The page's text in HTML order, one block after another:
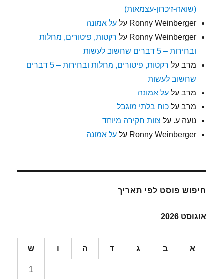
(שואה-זיכרון-עצמאות)
Ronny Weinberger עלעל אמונה
Ronny Weinberger על רקטות, פיטורים, מחלות
ובחירות – 5 דברים שחשוב לעשות
מרב על
רקטות, פיטורים, מחלות ובחירות – 5 דברים
שחשוב לעשות
מרב עלעל אמונה
מרב עלכוח בלתי מוגבל
נועה ע. על צוות חקירה מיוחד
Ronny Weinberger עלעל אמונה
חיפוש פוסט לפי תאריך
אוגוסט 2026
א ב ג ד ה ו ש
1